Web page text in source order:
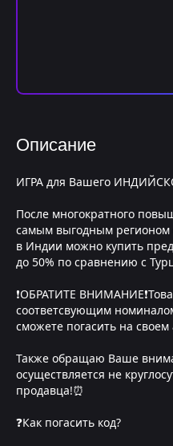
Описание
ИГРА для Вашего
После многократного
самым выгодным регионом
в Индии можно купить
до 50% по сравнению с
❗️ОБРАТИТЕ
соответсвующим
сможете погасить на своем
Также обращаю Ваше
осуществляется не
продавца!⏰
❓Как погасить код?